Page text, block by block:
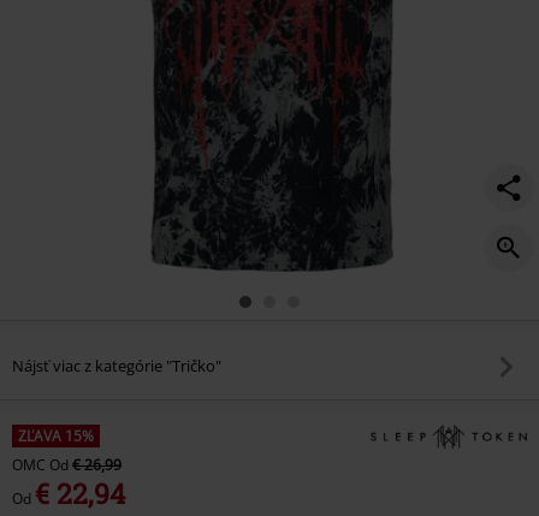
Nájsť viac z kategórie "Tričko"
ZĽAVA 15%
OMC Od € 26,99
Od € 22,94